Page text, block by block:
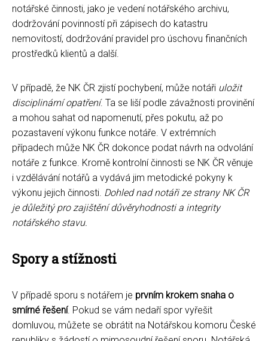
notářské činnosti, jako je vedení notářského archivu,
dodržování povinností při zápisech do katastru
nemovitostí, dodržování pravidel pro úschovu finančních
prostředků klientů a další.
V případě, že NK ČR zjistí pochybení, může notáři uložit
disciplinární opatření. Ta se liší podle závažnosti provinění
a mohou sahat od napomenutí, přes pokutu, až po
pozastavení výkonu funkce notáře. V extrémních
případech může NK ČR dokonce podat návrh na odvolání
notáře z funkce. Kromě kontrolní činnosti se NK ČR věnuje
i vzdělávání notářů a vydává jim metodické pokyny k
výkonu jejich činnosti. Dohled nad notáři ze strany NK ČR
je důležitý pro zajištění důvěryhodnosti a integrity
notářského stavu.
Spory a stížnosti
V případě sporu s notářem je prvním krokem snaha o
smírné řešení. Pokud se vám nedaří spor vyřešit
domluvou, můžete se obrátit na Notářskou komoru České